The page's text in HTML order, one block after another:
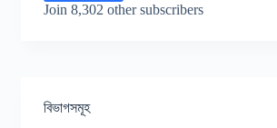
Join 8,302 other subscribers
বিভাগসমূহ